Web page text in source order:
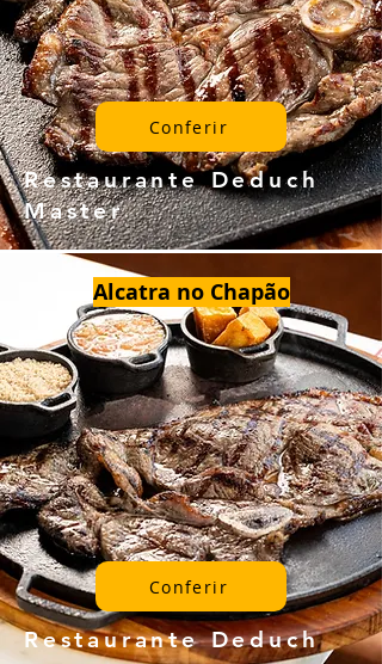
Conferir
Restaurante Deduch
Master
Alcatra no Chapão
Conferir
Restaurante Deduch